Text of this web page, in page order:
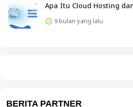
Apa Itu Cloud Hosting
9 bulan yang lalu